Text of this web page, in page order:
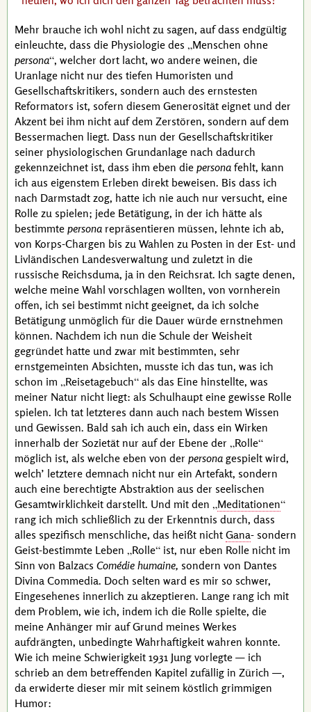
Mehr brauche ich wohl nicht zu sagen, auf dass endgültig
einleuchte, dass die Physiologie des
Menschen ohne
persona , welcher dort lacht, wo andere weinen, die
Uranlage nicht nur des tiefen Humoristen und
Gesellschaftskritikers, sondern auch des ernstesten
Reformators ist, sofern diesem Generosität eignet und der
Akzent bei ihm nicht auf dem Zerstören, sondern auf dem
Bessermachen liegt. Dass nun der Gesellschaftskritiker
seiner physiologischen Grundanlage nach dadurch
gekennzeichnet ist, dass ihm eben die persona fehlt, kann
ich aus eigenstem Erleben direkt beweisen. Bis dass ich
nach Darmstadt zog, hatte ich nie auch nur versucht, eine
Rolle zu spielen; jede Betätigung, in der ich hätte als
bestimmte persona repräsentieren müssen, lehnte ich ab,
von Korps-Chargen bis zu Wahlen zu Posten in der Est- und
Livländischen Landesverwaltung und zuletzt in die
russische Reichsduma, ja in den Reichsrat. Ich sagte denen,
welche meine Wahl vorschlagen wollten, von vornherein
offen, ich sei bestimmt nicht geeignet, da ich solche
Betätigung unmöglich für die Dauer würde ernstnehmen
können. Nachdem ich nun die Schule der Weisheit
gegründet hatte und zwar mit bestimmten, sehr
ernstgemeinten Absichten, musste ich das tun, was ich
schon im
Reisetagebuch als das Eine hinstellte, was
meiner Natur nicht liegt: als Schulhaupt eine gewisse Rolle
spielen. Ich tat letzteres dann auch nach bestem Wissen
und Gewissen. Bald sah ich auch ein, dass ein Wirken
innerhalb der Sozietät nur auf der Ebene der
Rolle
möglich ist, als welche eben von der persona gespielt wird,
welch’ letztere demnach nicht nur ein Artefakt, sondern
auch eine berechtigte Abstraktion aus der seelischen
Gesamtwirklichkeit darstellt. Und mit den
Meditationen
rang ich mich schließlich zu der Erkenntnis durch, dass
alles spezifisch menschliche, das heißt nicht Gana- sondern
Geist-bestimmte Leben
Rolle ist, nur eben Rolle nicht im
Sinn von Balzacs Comédie humaine, sondern von Dantes
Divina Commedia. Doch selten ward es mir so schwer,
Eingesehenes innerlich zu akzeptieren. Lange rang ich mit
dem Problem, wie ich, indem ich die Rolle spielte, die
meine Anhänger mir auf Grund meines Werkes
aufdrängten, unbedingte Wahrhaftigkeit wahren konnte.
Wie ich meine Schwierigkeit 1931 Jung vorlegte — ich
schrieb an dem betreffenden Kapitel zufällig in Zürich —,
da erwiderte dieser mir mit seinem köstlich grimmigen
Humor: